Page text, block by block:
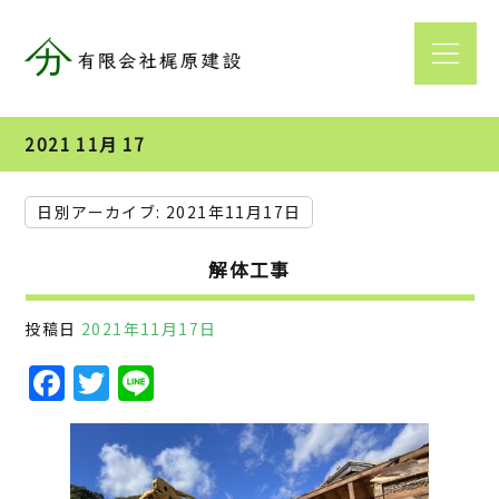
2021 11月 17
日別アーカイブ: 2021年11月17日
解体工事
投稿日 2021年11月17日
F
a
T
w
it
n
e